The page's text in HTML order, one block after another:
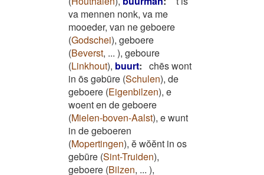
va mennen nonk, va me
mooeder, van ne geboere
(Godschei), geboere
(Beverst, ... ), geboure
(Linkhout), buurt: chēs wont
in ōs gəbūre (Schulen), de
geboere (Eigenbilzen), e
woent en de geboere
(Mielen-boven-Aalst), e wunt
in de geboeren
(Mopertingen), ĕ wŏĕnt in os
gebūre (Sint-Truiden),
geboere (Bilzen, ... ),